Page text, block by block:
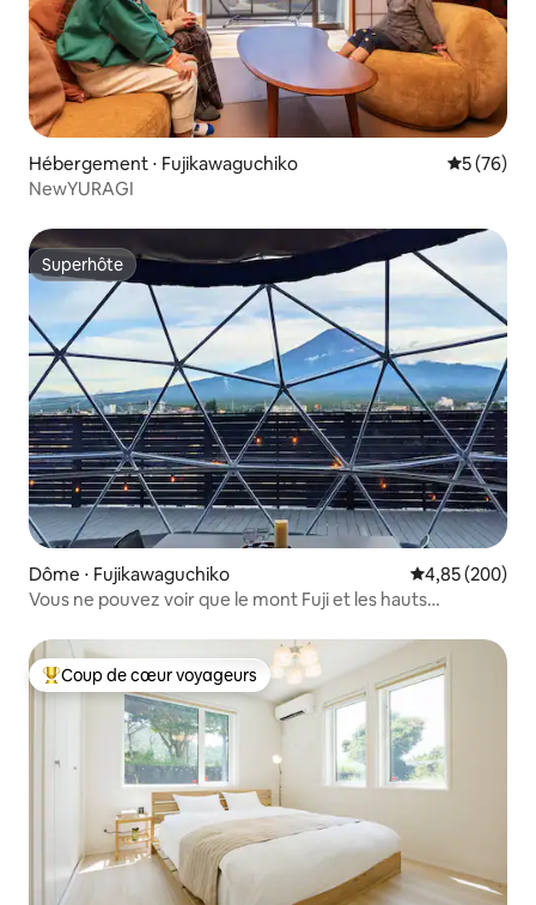
Hébergement ⋅ Fujikawaguchiko
5 (76)
NewYURAGI
Superhôte
Superhôte
Dôme ⋅ Fujikawaguchiko Évaluation
4,85 (200)
Vous ne pouvez voir que le mont Fuji et les hauts
Panorama DOME]
Coups de cœur voyageurs les plus appréciés
Coup de cœur voyageurs